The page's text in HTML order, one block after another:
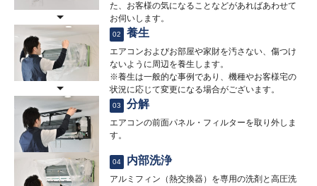
た、お客様の気になることなどがあればあわせて
お伺いします。
02 養生
エアコンおよびお部屋や家財を汚さない、傷つけ
ないように周辺を養生します。
※養生は一般的な事例であり、機種やお客様宅の
状況に応じて変更になる場合がございます。
03 分解
エアコンの前面パネル・フィルターを取り外しま
す。
04 内部洗浄
アルミフィン（熱交換器）を専用の洗剤と高圧洗